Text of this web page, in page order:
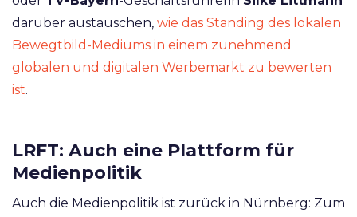
darüber austauschen, wie das Standing des lokalen
Bewegtbild-Mediums in einem zunehmend
globalen und digitalen Werbemarkt zu bewerten
ist.
LRFT: Auch eine Plattform für
Medienpolitik
Auch die Medienpolitik ist zurück in Nürnberg: Zum